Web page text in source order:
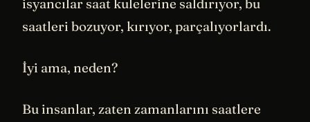
isyancılar saat kulelerine saldırıyor, bu
saatleri bozuyor, kırıyor, parçalıyorlardı.
İyi ama, neden?
Bu insanlar, zaten zamanlarını saatlere